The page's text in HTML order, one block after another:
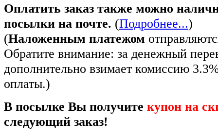
Оплатить заказ также можно
посылки на почте. (Подробнее...)
(Наложенным платежом
Обратите внимание: за денежный
дополнительно взимает комиссию
оплаты.)
В посылке Вы получите купон на
следующий заказ!